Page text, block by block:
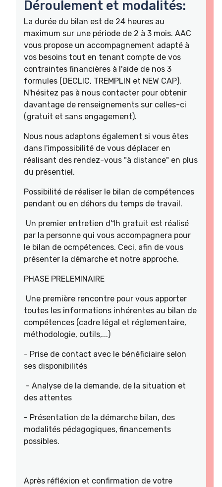
Déroulement et modalités:
La durée du bilan est de 24 heures au
maximum sur une période de 2 à 3 mois. AAC
vous propose un accompagnement adapté à
vos besoins tout en tenant compte de vos
contraintes financières à l'aide de nos 3
formules (DECLIC, TREMPLIN et NEW CAP).
N'hésitez pas à nous contacter pour obtenir
davantage de renseignements sur celles-ci
(gratuit et sans engagement).
Nous nous adaptons également si vous êtes
dans l'impossibilité de vous déplacer en
réalisant des rendez-vous "à distance" en plus
du présentiel.
Possibilité de réaliser le bilan de compétences
pendant ou en déhors du temps de travail.
Un premier entretien d'1h gratuit est réalisé
par la personne qui vous accompagnera pour
le bilan de ocmpétences. Ceci, afin de vous
présenter la démarche et notre approche.
PHASE PRELEMINAIRE
Une première rencontre pour vous apporter
toutes les informations inhérentes au bilan de
compétences (cadre légal et réglementaire,
méthodologie, outils,...)
- Prise de contact avec le bénéficiaire selon
ses disponibilités
- Analyse de la demande, de la situation et
des attentes
- Présentation de la démarche bilan, des
modalités pédagogiques, financements
possibles.
Après réfléxion et confirmation de votre